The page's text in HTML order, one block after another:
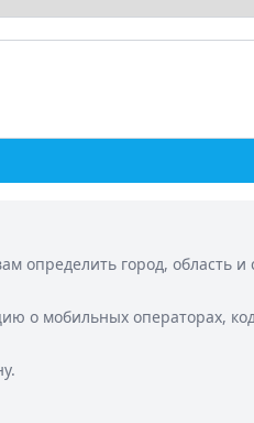
определить город, область
о мобильных операторах,